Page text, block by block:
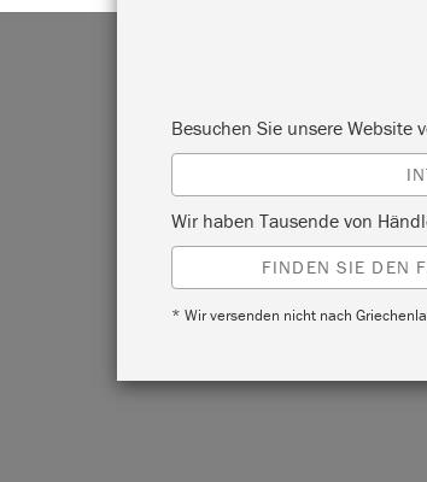
Besuchen Sie unsere Website
Wir haben Tausende von
FINDEN SIE DEN
* Wir versenden nicht nach